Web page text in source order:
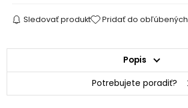
Sledovať produkt Pridať do obľúbených
Popis
Potrebujete poradiť?